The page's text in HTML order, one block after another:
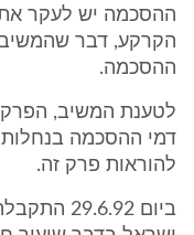
ההסכמה יש לעקר את
הקרקע, דבר
ההסכמה.
דמי ההסכמה
להוראות פרק זה.